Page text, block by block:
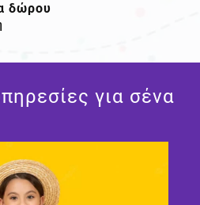
δώρου
για σένα